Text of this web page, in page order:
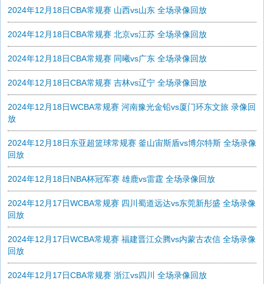
2024年12月18日CBA常规赛 山西vs山东 全场录像回放
2024年12月18日CBA常规赛 北京vs江苏 全场录像回放
2024年12月18日CBA常规赛 同曦vs广东 全场录像回放
2024年12月18日CBA常规赛 吉林vs辽宁 全场录像回放
2024年12月18日WCBA常规赛 河南豫光金铅vs厦门环东文旅 录像回
放
2024年12月18日东亚超篮球常规赛 釜山宙斯盾vs博尔特斯 全场录像
回放
2024年12月18日NBA杯冠军赛 雄鹿vs雷霆 全场录像回放
2024年12月17日WCBA常规赛 四川蜀道远达vs东莞新彤盛 全场录像
回放
2024年12月17日WCBA常规赛 福建晋江众腾vs内蒙古农信 全场录像
回放
2024年12月17日CBA常规赛 浙江vs四川 全场录像回放